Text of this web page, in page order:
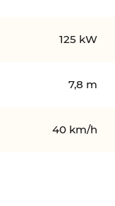
125 kW
7,8 m
40 km/h